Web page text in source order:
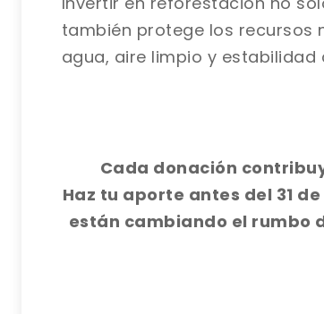
también protege los recursos
agua, aire limpio y estabilidad
Cada donación
Haz tu aporte antes del 31
están cambiando el rumbo